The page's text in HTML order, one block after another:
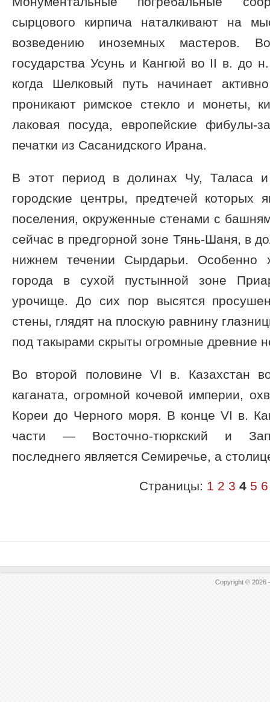
сырцового кирпича наталкивают на
возведению иноземных мастеров.
государства Усунь и Кангюй во II в. до
когда Шелковый путь начинает
проникают римское стекло и монеты,
лаковая посуда, европейские фибулы-
печатки из Сасанидского Ирана.
В этот период в долинах Чу, Таласа
городские центры, предтечей которых
поселения, окруженные стенами с
сейчас в предгорной зоне Тянь-Шаня, в
нижнем течении Сырдарьи. Особенно
города в сухой пустынной зоне
урочище. До сих пор высятся
стены, глядят на плоскую равнину
под такырами скрыты огромные древние
Во второй половине VI в. Казахстан
каганата, огромной кочевой империи,
Кореи до Черного моря. В конце VI в.
части — Восточно-тюркский и
последнего является Семиречье, а
Страницы: 1 2 3 4 5 6
Copyright © 2026